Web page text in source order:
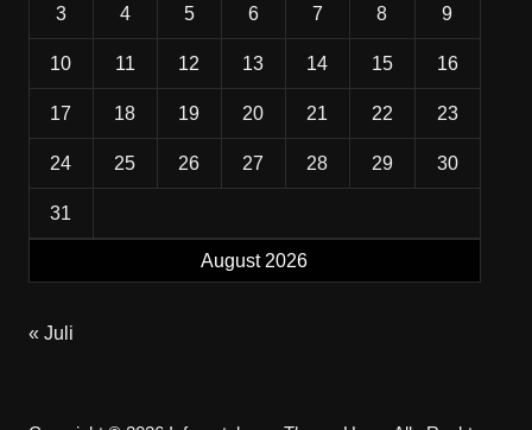
August 2026
3 4 5 6 7 8 9
10 11 12 13 14 15 16
17 18 19 20 21 22 23
24 25 26 27 28 29 30
31
« Juli